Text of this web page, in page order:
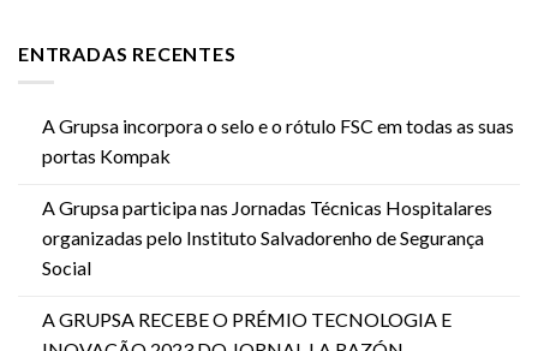
ENTRADAS RECENTES
A Grupsa incorpora o selo e o rótulo FSC em todas as suas
portas Kompak
A Grupsa participa nas Jornadas Técnicas Hospitalares
organizadas pelo Instituto Salvadorenho de Segurança
Social
A GRUPSA RECEBE O PRÉMIO TECNOLOGIA E